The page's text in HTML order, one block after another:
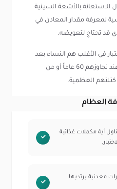
بالأشعة السينية
لمعرفة مقدار المعادن في
قد تحتاج لتعويضه.
في الأغلب هم النساء بعد
انقطاع الدورة الشهرية أو عند تجاوزهم 60 عاماً أو من
العظمية.
العظام
أية مكملات غذائية
معدنية يرتديها